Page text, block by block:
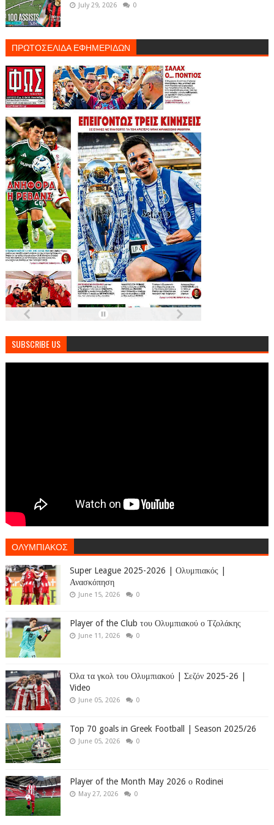
July 29, 2026 0
ΠΡΩΤΟΣΕΛΙΔΑ ΕΦΗΜΕΡΙΔΩΝ
SUBSCRIBE US
ΟΛΥΜΠΙΑΚΟΣ
Super League 2025-2026 | Ολυμπιακός |
Ανασκόπηση
June 15, 2026 0
Player of the Club του Ολυμπιακού ο Τζολάκης
June 11, 2026 0
Όλα τα γκολ του Ολυμπιακού | Σεζόν 2025-26 |
Video
June 05, 2026 0
Top 70 goals in Greek Football | Season 2025/26
June 05, 2026 0
Player of the Month May 2026 ο Rodinei
May 27, 2026 0